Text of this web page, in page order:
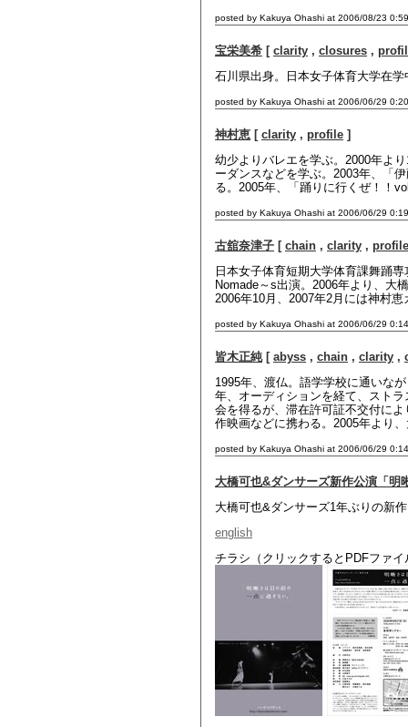
posted by Kakuya Ohashi at 2006/08/23
宝栄美希 [ clarity , closures ,
石川県出身。日本女子体育大学在
posted by Kakuya Ohashi at 2006/06/29
神村恵 [ clarity , profile ]
幼少よりバレエを学ぶ。2000年よ
ーダンスなどを学ぶ。2003年、「
る。2005年、「踊りに行くぜ！！
posted by Kakuya Ohashi at 2006/06/29
古舘奈津子 [ chain , clarity , profile
日本女子体育短期大学体育課舞踊
Nomade～s出演。2006年より、大
2006年10月、2007年2月には神村
posted by Kakuya Ohashi at 2006/06/29
皆木正純[ abyss , chain , clarity ,
1995年、渡仏。語学学校に通いな
年、オーディションを経て、スト
会を得るが、滞在許可証不交付に
作映画などに携わる。2005年より
posted by Kakuya Ohashi at 2006/06/29
大橋可也&ダンサーズ新作公演「明
大橋可也&ダンサーズ1年ぶりの新
english
チラシ（クリックするとPDFファ